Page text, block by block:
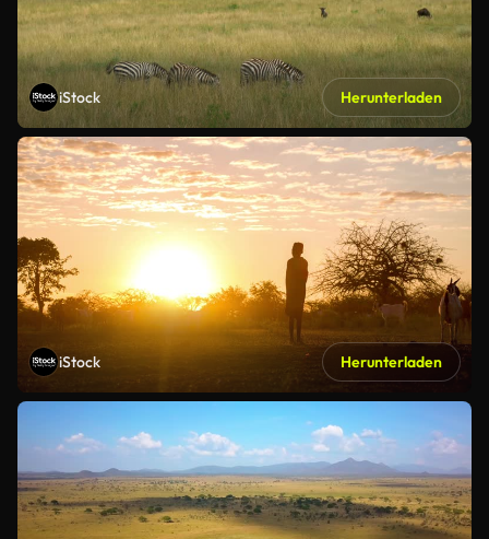
iStock Herunterladen
iStock Herunterladen